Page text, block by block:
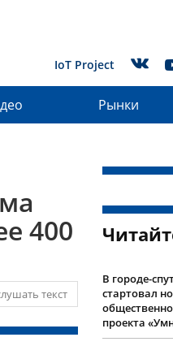
IoT Project
Рынки
400
текст
В городе-
стартовал
проекта